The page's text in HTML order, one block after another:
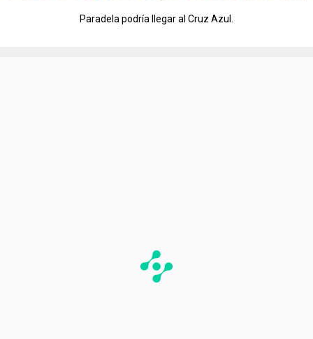
Paradela podría llegar al Cruz Azul.